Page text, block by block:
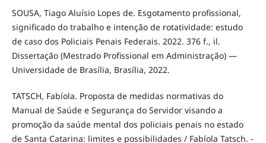
SOUSA, Tiago Aluísio Lopes de. Esgotamento profissional,
significado do trabalho e intenção de rotatividade: estudo
de caso dos Policiais Penais Federais. 2022. 376 f., il.
Dissertação (Mestrado Profissional em Administração) —
Universidade de Brasília, Brasília, 2022.
TATSCH, Fabíola. Proposta de medidas normativas do
Manual de Saúde e Segurança do Servidor visando a
promoção da saúde mental dos policiais penais no estado
de Santa Catarina: limites e possibilidades / Fabíola Tatsch. -